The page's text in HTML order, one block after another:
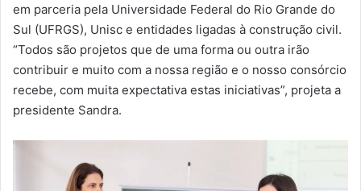
em parceria pela Universidade Federal do Rio Grande do
Sul (UFRGS), Unisc e entidades ligadas à construção civil.
“Todos são projetos que de uma forma ou outra irão
contribuir e muito com a nossa região e o nosso consórcio
recebe, com muita expectativa estas iniciativas”, projeta a
presidente Sandra.